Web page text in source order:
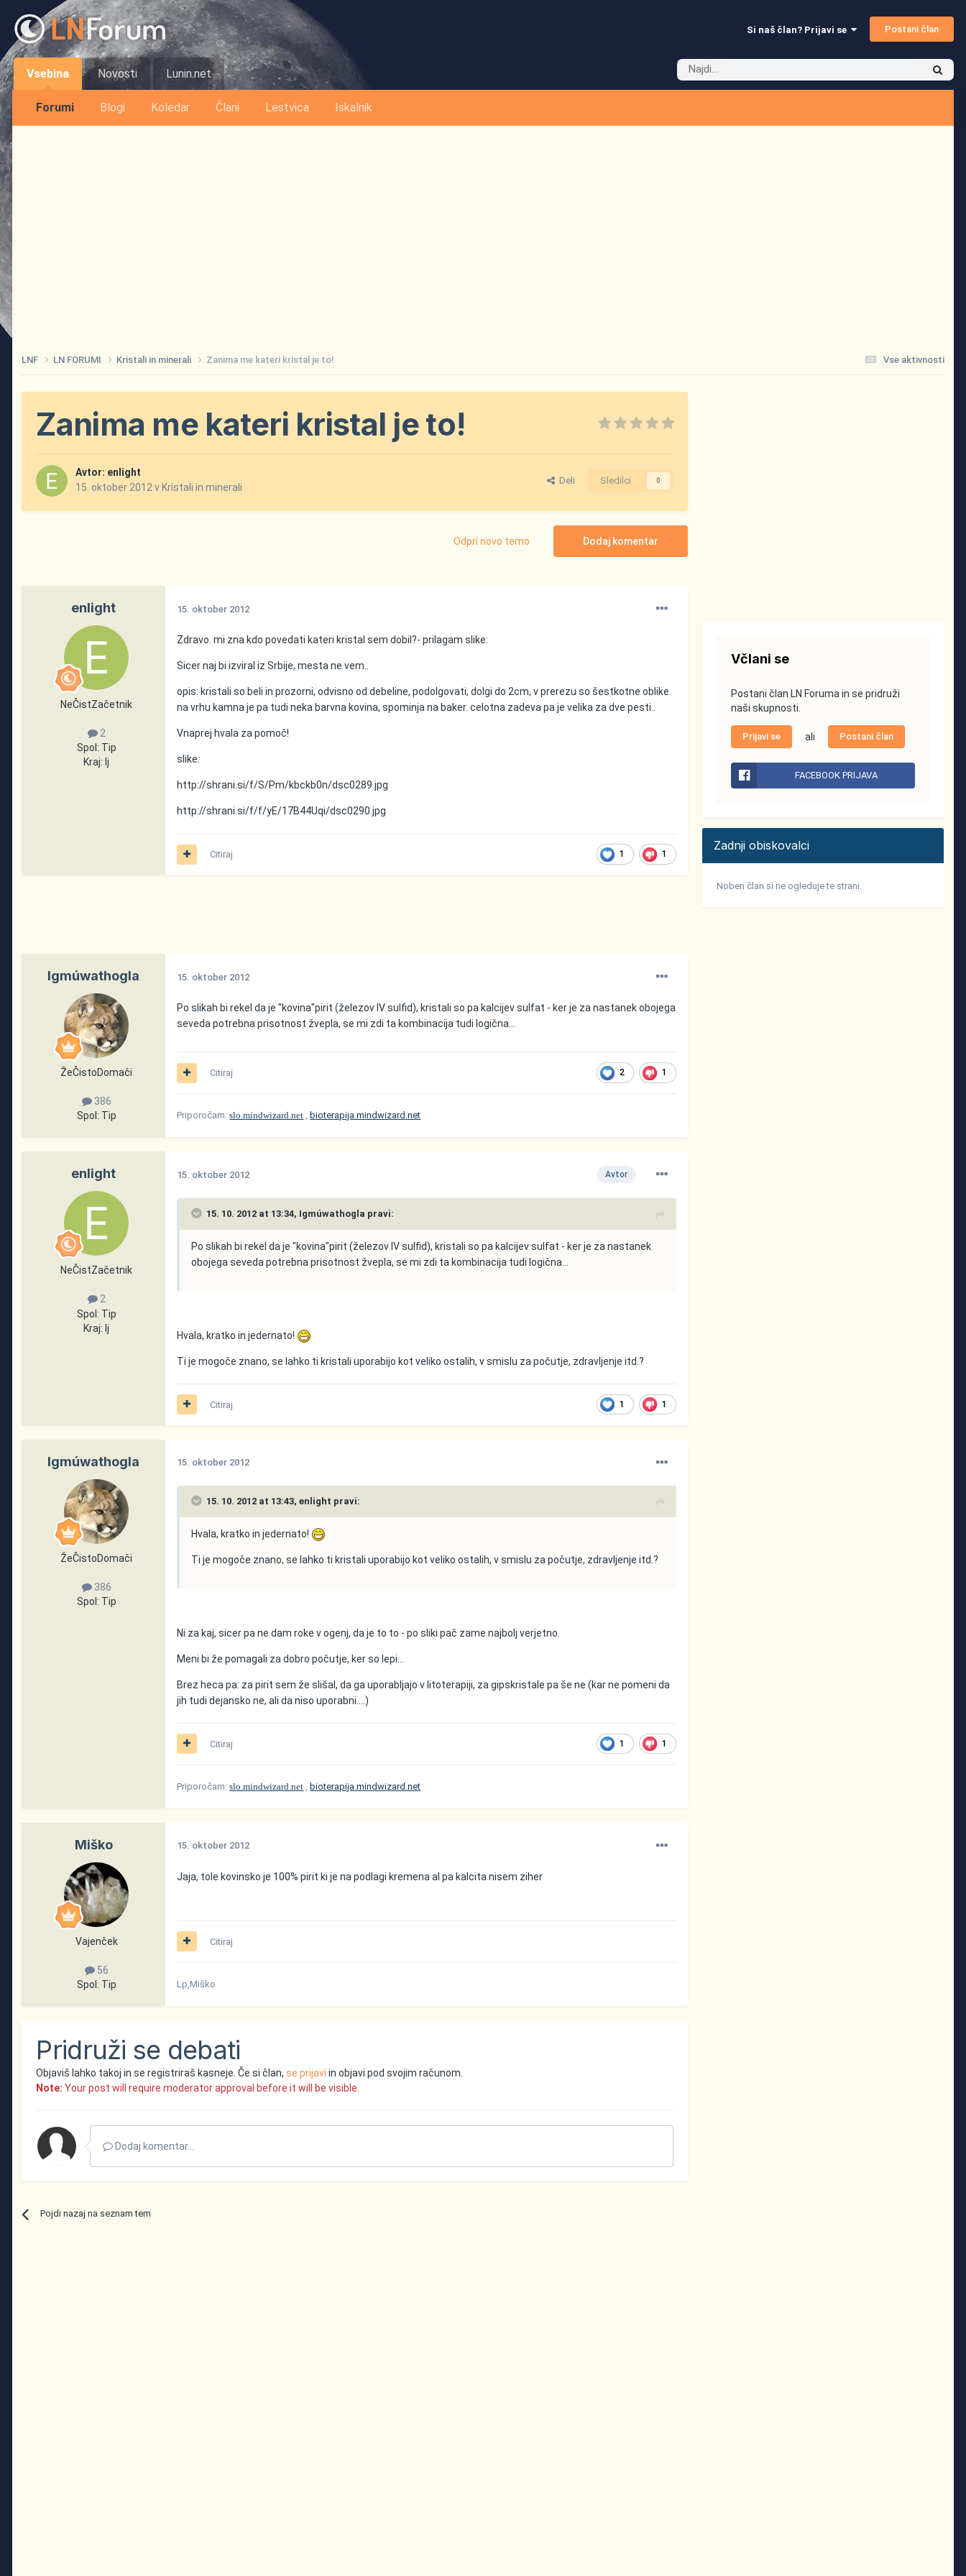
Si naš član? Prijavi se Postani član
Vsebina
Forumi Blogi Koledar Člani Lestvica Iskalnik
Novosti Lunin.net
Vse aktivnosti
LNF LN FORUMI Kristali in minerali Zanima me kateri kristal je to!
Zanima me kateri kristal je to!
Avtor: enlight
15. oktober 2012 v Kristali in minerali
Deli Sledilci 0
Dodaj komentar
Odpri novo temo
enlight
NeČistZačetnik
2
Spol: Tip
Kraj: lj
15. oktober 2012
Zdravo. mi zna kdo povedati kateri kristal sem dobil?- prilagam slike:
Sicer naj bi izviral iz Srbije, mesta ne vem..
opis: kristali so beli in prozorni, odvisno od debeline, podolgovati, dolgi do 2cm, v prerezu so šestkotne oblike.
na vrhu kamna je pa tudi neka barvna kovina, spominja na baker. celotna zadeva pa je velika za dve pesti..
Vnaprej hvala za pomoč!
slike:
http://shrani.si/f/S/Pm/kbckb0n/dsc0289.jpg
http://shrani.si/f/f/yE/17B44Uqi/dsc0290.jpg
1 1
Citiraj
Igmúwathogla
ŽeČistoDomači
386
Spol: Tip
15. oktober 2012
Po slikah bi rekel da je "kovina"pirit (železov IV sulfid), kristali so pa kalcijev sulfat - ker je za nastanek obojega
seveda potrebna prisotnost žvepla, se mi zdi ta kombinacija tudi logična...
2 1
Citiraj
Priporočam:slo.mindwizard.net , bioterapija.mindwizard.net
enlight
NeČistZačetnik
2
Spol: Tip
Kraj: lj
Avtor
15. oktober 2012
15. 10. 2012 at 13:34, Igmúwathogla pravi:
Po slikah bi rekel da je "kovina"pirit (železov IV sulfid), kristali so pa kalcijev sulfat - ker je za nastanek
obojega seveda potrebna prisotnost žvepla, se mi zdi ta kombinacija tudi logična...
Hvala, kratko in jedernato!
Ti je mogoče znano, se lahko ti kristali uporabijo kot veliko ostalih, v smislu za počutje, zdravljenje itd.?
1 1
Citiraj
Igmúwathogla
ŽeČistoDomači
386
Spol: Tip
15. oktober 2012
15. 10. 2012 at 13:43, enlight pravi:
Hvala, kratko in jedernato!
Ti je mogoče znano, se lahko ti kristali uporabijo kot veliko ostalih, v smislu za počutje, zdravljenje itd.?
Ni za kaj, sicer pa ne dam roke v ogenj, da je to to - po sliki pač zame najbolj verjetno.
Meni bi že pomagali za dobro počutje, ker so lepi...
Brez heca pa: za pirit sem že slišal, da ga uporabljajo v litoterapiji, za gipskristale pa še ne (kar ne pomeni da
jih tudi dejansko ne, ali da niso uporabni....)
1 1
Citiraj
Priporočam:slo.mindwizard.net ,bioterapija.mindwizard.net
Miško
Vajenček
56
Spol: Tip
15. oktober 2012
Jaja, tole kovinsko je 100% pirit ki je na podlagi kremena al pa kalcita nisem ziher
Citiraj
Lp,Miško
Pridruži se debati
Objaviš lahko takoj in se registriraš kasneje. Če si član,se prijavi in objavi pod svojim računom.
Note: Your post will require moderator approval before it will be visible.
Dodaj komentar...
Pojdi nazaj na seznam tem
Včlani se
Postani član LN Foruma in se pridruži
naši skupnosti.
Prijavi se ali Postani član
FACEBOOK PRIJAVA
Zadnji obiskovalci
Noben član si ne ogleduje te strani.